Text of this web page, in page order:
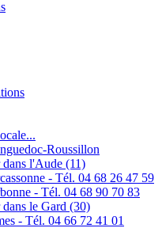
Roussillon
dans l'Aude (11)
- Tél. 04 68 26 47 59
- Tél. 04 68 90 70 83
le Gard (30)
- Tél. 04 66 72 41 01